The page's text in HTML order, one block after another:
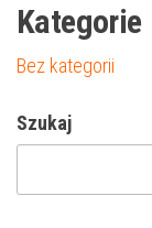
Kategorie
Bez kategorii
Szukaj